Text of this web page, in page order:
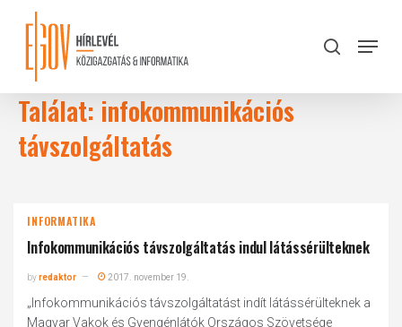
content
search
Menu
Találat: infokommunikációs
távszolgáltatás
INFORMATIKA
Infokommunikációs távszolgáltatás indul látássérülteknek
byredaktor 2017. november 19.
„Infokommunikációs távszolgáltatást indít látássérülteknek a
Magyar Vakok és Gyengénlátók Országos Szövetsége
Close